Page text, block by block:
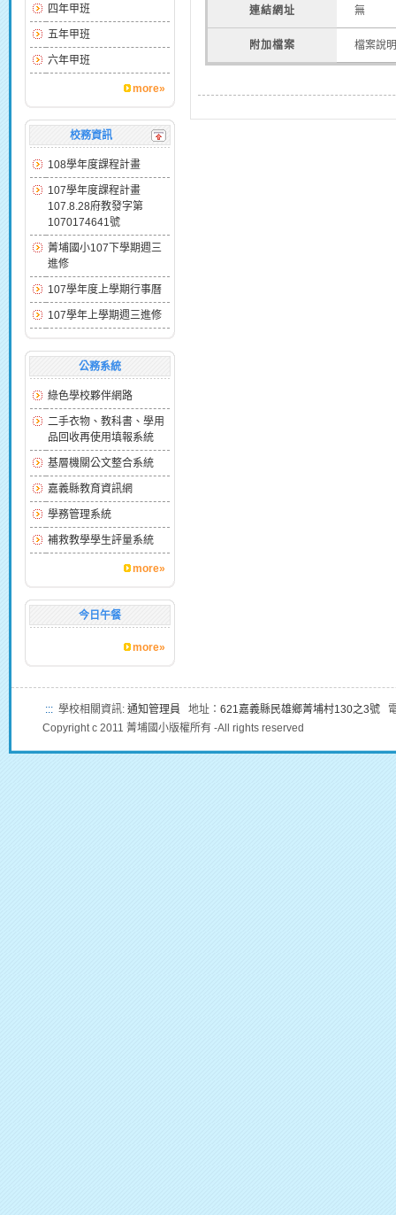
四年甲班
五年甲班
六年甲班
more»
校務資訊
108學年度課程計畫
107學年度課程計畫
107.8.28府教發字第
1070174641號
菁埔國小107下學期週三
進修
107學年度上學期行事曆
107學年上學期週三進修
公務系統
綠色學校夥伴網路
二手衣物、教科書、學用
品回收再使用填報系統
基層機關公文整合系統
嘉義縣教育資訊網
學務管理系統
補救教學學生評量系統
more»
今日午餐
more»
連結網址 無
附加檔案 檔案說
::: 學校相關資訊: 通知管理員 地址： 621嘉義縣民雄鄉菁埔村130之3號
Copyright c 2011 菁埔國小版權所有 -All rights reserved